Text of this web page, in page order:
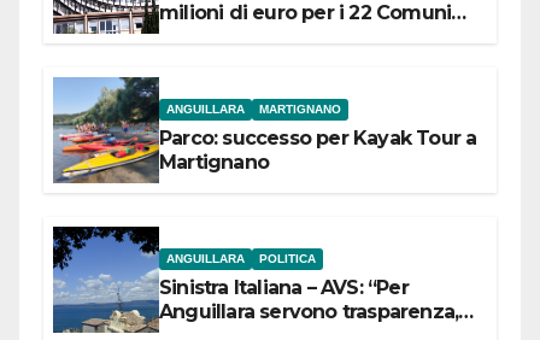
milioni di euro per i 22 Comuni
ANGUILLARA MARTIGNANO
Parco: successo per Kayak Tour a
Martignano
ANGUILLARA POLITICA
Sinistra Italiana – AVS: “Per
Anguillara servono trasparenza,